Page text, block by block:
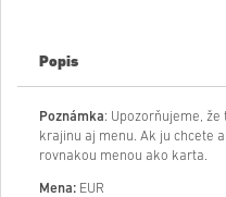
Popis
Poznámka: Upozorňujeme,
krajinu aj menu. Ak ju chcete
rovnakou menou ako karta.
Mena: EUR